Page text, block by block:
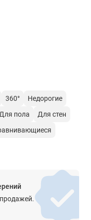
в нашем
или
формы обратной
360°
Недорогие
Для пола
Для стен